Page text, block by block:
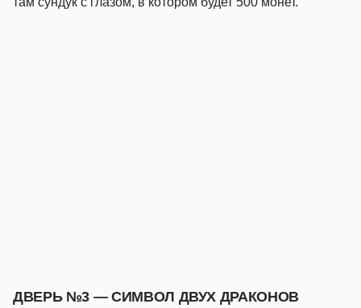
ДВЕРЬ №3 — СИМВОЛ ДВУХ ДРАКОНОВ